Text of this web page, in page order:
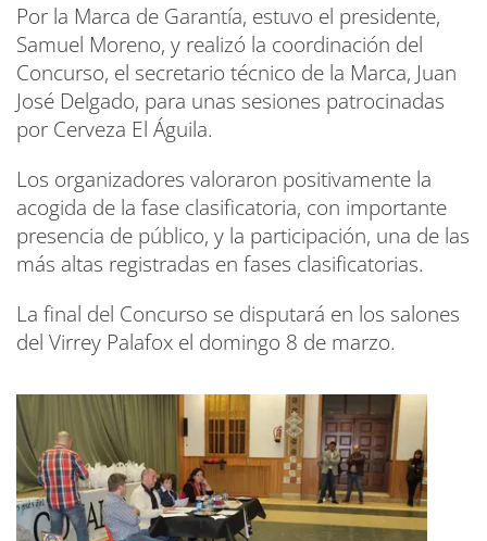
Por la Marca de Garantía, estuvo el presidente,
Samuel Moreno, y realizó la coordinación del
Concurso, el secretario técnico de la Marca, Juan
José Delgado, para unas sesiones patrocinadas
por Cerveza El Águila.
Los organizadores valoraron positivamente la
acogida de la fase clasificatoria, con importante
presencia de público, y la participación, una de las
más altas registradas en fases clasificatorias.
La final del Concurso se disputará en los salones
del Virrey Palafox el domingo 8 de marzo.